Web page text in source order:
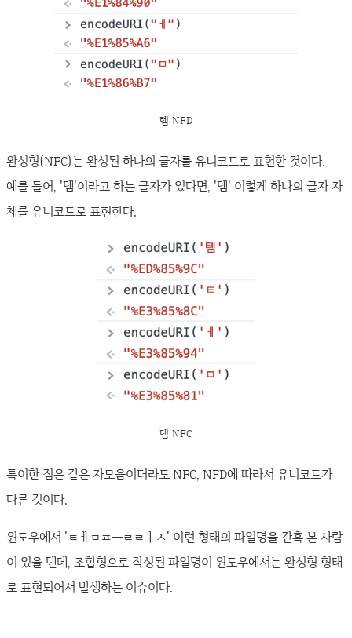
템 NFD
완성형(NFC)는 완성된 하나의 글자를 유니코드로 표현한 것이다.
예를 들어, '템'이라고 하는 글자가 있다면, '템' 이렇게 하나의 글자 자
체를 유니코드로 표현한다.
템 NFC
특이한 점은 같은 자모음이더라도 NFC, NFD에 따라서 유니코드가
다른 것이다.
윈도우에서 'ㅌㅔㅁㅍㅡㄹㄹㅣㅅ' 이런 형태의 파일명을 간혹 본 사람
이 있을 텐데, 조합형으로 작성된 파일명이 윈도우에서는 완성형 형태
로 표현되어서 발생하는 이슈이다.